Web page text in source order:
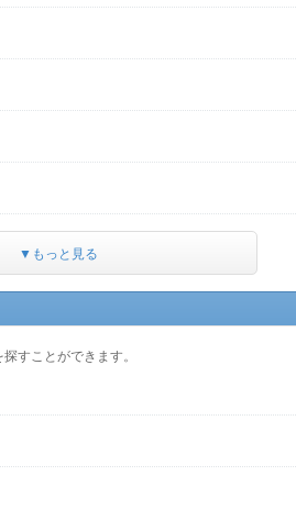
▼もっと見る
すことができます。